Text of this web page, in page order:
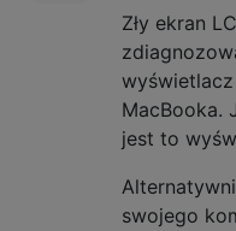
Zły ekran
wyświetlacz
MacBooka.
jest to
swojego